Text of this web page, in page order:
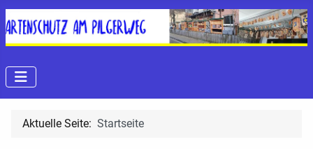
Aktuelle Seite: Startseite